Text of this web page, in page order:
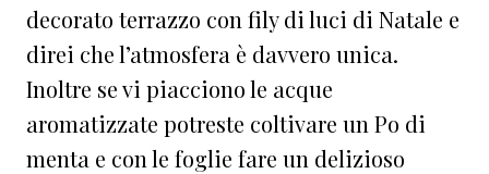
decorato terrazzo con fily di luci di Natale e
direi che l’atmosfera è davvero unica.
Inoltre se vi piacciono le acque
aromatizzate potreste coltivare un Po di
menta e con le foglie fare un delizioso